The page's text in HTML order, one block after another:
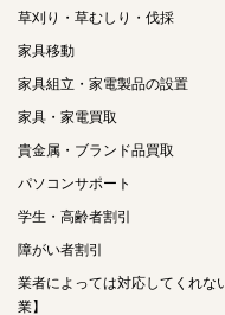
草刈り・草むしり・伐採
家具移動
家具組立・家電製品の設置
家具・家電買取
貴金属・ブランド品買取
パソコンサポート
学生・高齢者割引
障がい者割引
業者によっては対応してくれな
業】